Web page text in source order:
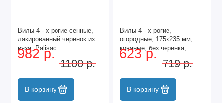
Вилы 4 - х рогие сенные,
лакированный черенок из
вяза, Palisad
982 р.
1100 р.
В корзину
Вилы 4 - х рогие,
огородные, 175х235 мм,
кованые, без черенка,
Сибртех
623 р.
719 р.
В корзину